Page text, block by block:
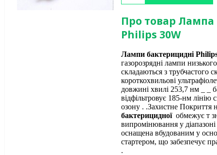
Про товар
Philips 30W
Лампи бактерицидні
газорозрядні лампи
складаються з трубчастого
короткохвильові
довжині хвилі 253,7 нм _ _
відфільтровує 185-нм лінію
озону . .Захистне Покриття
бактерицидної обмежує т
випромінювання у
оснащена вбудованим у
стартером, що забезпечує
.